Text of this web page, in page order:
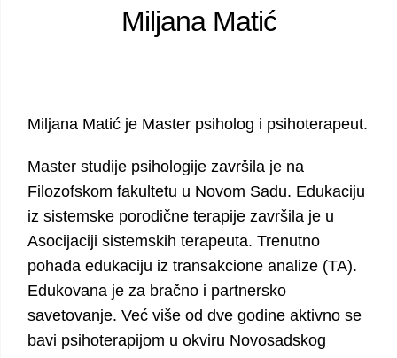
Miljana Matić
Miljana Matić je Master psiholog i psihoterapeut.
Master studije psihologije završila je na
Filozofskom fakultetu u Novom Sadu. Edukaciju
iz sistemske porodične terapije završila je u
Asocijaciji sistemskih terapeuta. Trenutno
pohađa edukaciju iz transakcione analize (TA).
Edukovana je za bračno i partnersko
savetovanje. Već više od dve godine aktivno se
bavi psihoterapijom u okviru Novosadskog